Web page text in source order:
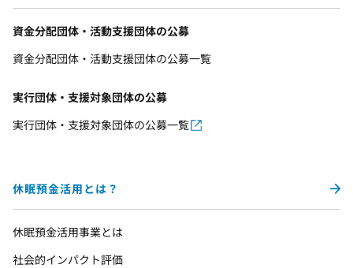
資金分配団体・活動支援団体の公募
資金分配団体・活動支援団体の公募一覧
実行団体・支援対象団体の公募
実行団体・支援対象団体の公募一覧
休眠預金活用とは？
休眠預金活用事業とは
社会的インパクト評価